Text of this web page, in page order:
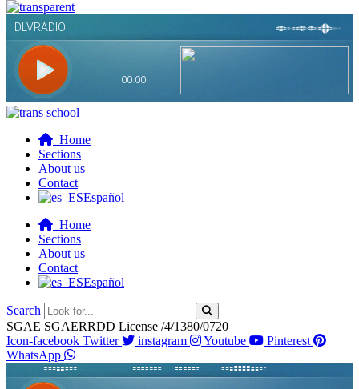
Home
Sections
About us
Contact
Español
Home
Sections
About us
Contact
Español
Search
SGAE SGAERRDD License /4/1380/0720
Icon-facebook Twitter instagram Youtube
Pinterest
WhatsApp